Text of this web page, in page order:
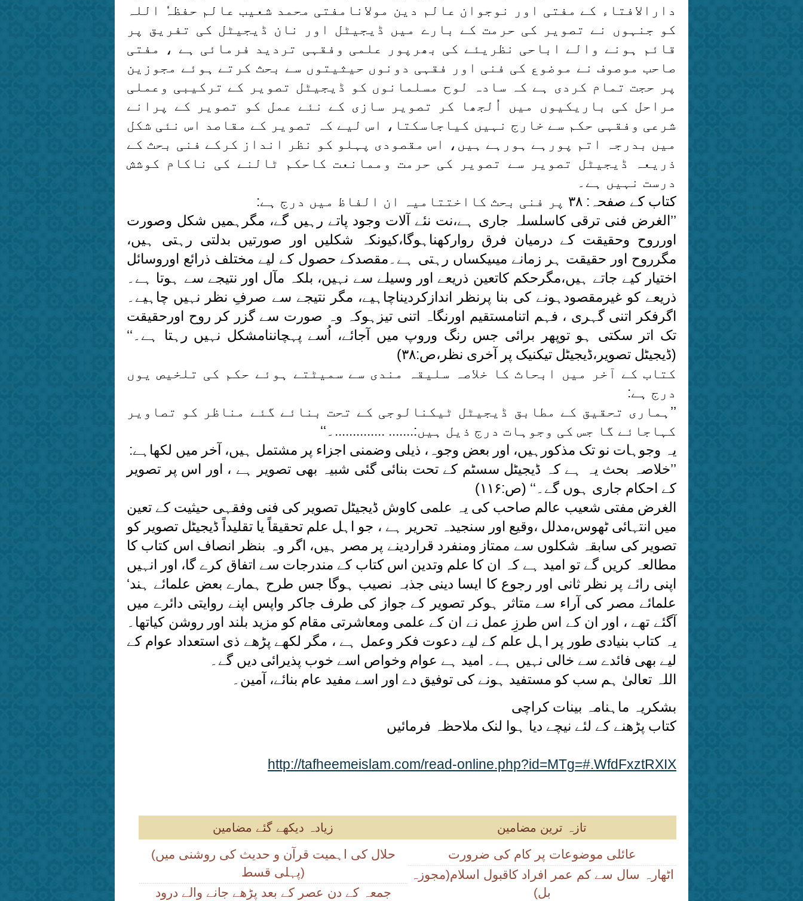
دارالافتاء کے مفتی اور نوجوان عالم دین مولانامفتی محمد شعیب عالم حفظہٗ اللہ
کو جنہوں نے تصویر کی حرمت کے بارے میں ڈیجیٹل اور نان ڈیجیٹل کی تفریق پر
قائم ہونے والے اباحی نظریئے کی بھرپور علمی وفقہی تردید فرمائی ہے ، مفتی
صاحب موصوف نے موضوع کی فنی اور فقہی دونوں حیثیتوں سے بحث کرتے ہوئے مجوزین
پر حجت تمام کردی ہے کہ سادہ لوح مسلمانوں کو ڈیجیٹل تصویر کے ترکیبی وعملی
مراحل کی باریکیوں میں اُلجھا کر تصویر سازی کے نئے عمل کو تصویر کے پرانے
شرعی وفقہی حکم سے خارج نہیں کیاجاسکتا، اس لیے کہ تصویر کے مقاصد اس نئی شکل
میں بدرجہ اتم پورہے ہورہے ہیں، اس مقصودی پہلو کو نظر انداز کرکے فنی بحث کے
ذریعہ ڈیجیٹل تصویر سے تصویر کی حرمت وممانعت کاحکم ٹالنے کی ناکام کوشش
درست نہیں ہے۔
کتاب کے صفحہ: ۳۸ پر فنی بحث کااختتامیہ ان الفاظ میں درج ہے:
’’الغرض فنی ترقی کاسلسلہ جاری ہے،نت نئے آلات وجود پاتے رہیں گے، مگرہمیں شکل وصورت
اورروح وحقیقت کے درمیان فرق روارکھناہوگا،کیونکہ شکلیں اور صورتیں بدلتی رہتی ہیں،
مگرروح اور حقیقت ہر زمانے میںیکساں رہتی ہے۔مقصدکے حصول کے لیے مختلف ذرائع اوروسائل
اختیار کیے جاتے ہیں،مگرحکم کاتعین ذریعے اور وسیلے سے نہیں، بلکہ مآل اور نتیجے سے ہوتا ہے۔
ذریعے کو غیرمقصودہونے کی بنا پرنظر اندازکردیناچاہیے، مگر نتیجے سے صرفِ نظر نہیں چاہیے۔
اگرفکر اتنی گہری ، فہم اتنامستقیم اورنگاہ اتنی تیزہوکہ وہ صورت سے گزر کر روح اورحقیقت
تک اتر سکتی ہو توپھر برائی جس رنگ وروپ میں آجائے، اُسے پہچاننامشکل نہیں رہتا ہے۔‘‘
(ڈیجیٹل تصویر،ڈیجیٹل تیکنیک پر آخری نظر،ص:۳۸)
کتاب کے آخر میں ابحاث کا خلاصہ سلیقہ مندی سے سمیٹتے ہوئے حکم کی تلخیص یوں
درج ہے:
’’ہماری تحقیق کے مطابق ڈیجیٹل ٹیکنالوجی کے تحت بنائے گئے مناظر کو تصاویر
کہاجائے گا جس کی وجوہات درج ذیل ہیں:....... ..............۔‘‘
یہ وجوہات نو تک مذکورہیں، اور بعض وجوہ، ذیلی وضمنی اجزاء پر مشتمل ہیں، آخر میں لکھاہے:
’’خلاصہ بحث یہ ہے کہ ڈیجیٹل سسٹم کے تحت بنائی گئی شبیہ بھی تصویر ہے ، اور اس پر تصویر
کے احکام جاری ہوں گے۔‘‘ (ص:۱۱۶)
الغرض مفتی شعیب عالم صاحب کی یہ علمی کاوش ڈیجیٹل تصویر کی فنی وفقہی حیثیت کے تعین
میں انتہائی ٹھوس،مدلل ،وقیع اور سنجیدہ تحریر ہے ، جو اہل علم تحقیقاً یا تقلیداً ڈیجیٹل تصویر کو
تصویر کی سابقہ شکلوں سے ممتاز ومنفرد قراردینے پر مصر ہیں، اگر وہ بنظر انصاف اس کتاب کا
مطالعہ کریں گے تو امید ہے کہ ان کا علم وتدین اس کتاب کے مندرجات سے اتفاق کرے گا، اور انہیں
اپنی رائے پر نظر ثانی اور رجوع کا ایسا دینی جذبہ نصیب ہوگا جس طرح ہمارے بعض علمائے ہند‘
علمائے مصر کی آراء سے متاثر ہوکر تصویر کے جواز کی طرف جاکر واپس اپنے روایتی دائرے میں
آگئے تھے ، اور ان کے اس طرزِ عمل نے ان کے علمی ومعاشرتی مقام کو مزید بلند اور روشن کیاتھا۔
یہ کتاب بنیادی طور پر اہل علم کے لیے دعوت فکر وعمل ہے ، مگر لکھے پڑھے ذی استعداد عوام کے
لیے بھی فائدے سے خالی نہیں ہے۔ امید ہے عوام وخواص اسے خوب پذیرائی دیں گے۔
اللہ تعالیٰ ہم سب کو مستفید ہونے کی توفیق دے اور اسے مفید عام بنائے، آمین۔
بشکریہ ماہنامہ بینات کراچی
کتاب پڑھنے کے لئے نیچے دیا ہوا لنک ملاحظہ فرمائیں
http://tafheemeislam.com/read-online.php?id=MTg=#.WfdFxztRXIX
تازہ ترین مضامین
عائلی موضوعات پر کام کی ضرورت
اٹھارہ سال سے کم عمر افراد کاقبول اسلام(مجوزہ
بل)
زیادہ دیکھے گئے مضامین
(حلال کی اہمیت قرآن و حدیث کی روشنی میں
(پہلی قسط
جمعہ کے دن عصر کے بعد پڑھے جانے والے درود